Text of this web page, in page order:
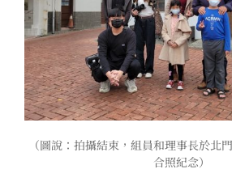
（圖說：拍攝結束，組員和理事長於北
合照紀念）